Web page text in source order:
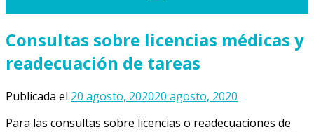
Consultas sobre licencias médicas y
readecuación de tareas
Publicada el 20 agosto, 202020 agosto, 2020
Para las consultas sobre licencias o readecuaciones de